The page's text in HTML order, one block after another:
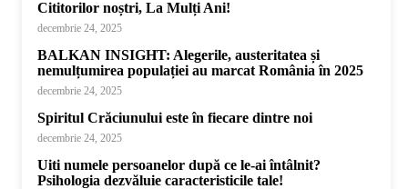
Cititorilor noștri, La Mulți Ani!
decembrie 24, 2025
BALKAN INSIGHT: Alegerile, austeritatea și
nemulțumirea populației au marcat România în 2025
decembrie 24, 2025
Spiritul Crăciunului este în fiecare dintre noi
decembrie 24, 2025
Uiti numele persoanelor după ce le-ai întâlnit?
Psihologia dezvăluie caracteristicile tale!